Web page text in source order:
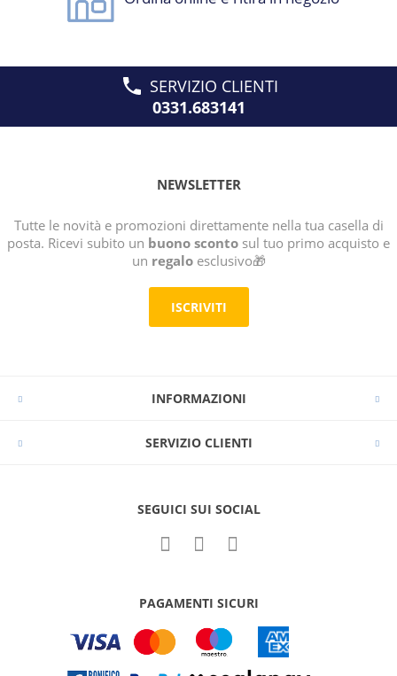
SERVIZIO CLIENTI
0331.683141
NEWSLETTER
Tutte le novità e promozioni direttamente nella tua casella di
posta. Ricevi subito un buono sconto sul tuo primo acquisto e
un regaloesclusivo🎁
ISCRIVITI
INFORMAZIONI
SERVIZIO CLIENTI
SEGUICI SUI SOCIAL
PAGAMENTI SICURI